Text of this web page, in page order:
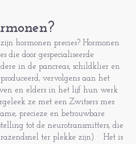
hormonen precies? Hormonen
die door gespecialiseerde
in de pancreas, schildklier en
vervolgens aan het
en elders in het lijf hun werk
ze met een Zwitsers mes:
precieze en betrouwbare
tot de neurotransmitters, die
ter plekke zijn). Het is